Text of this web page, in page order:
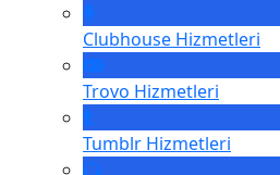
Clubhouse Hizmetleri
Trovo Hizmetleri
Tumblr Hizmetleri